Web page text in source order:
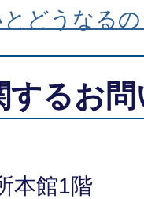
どうなる
するお
本館1階